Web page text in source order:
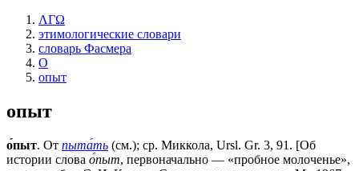
ΛΓΩ
этимологические словари
словарь Фасмера
О
опыт
опыт
о́пыт. От пыта́ть (см.); ср. Миккола, Ursl. Gr. 3, 91. [Об
истории слова о́пыт, первоначально — «пробное молоченье»,